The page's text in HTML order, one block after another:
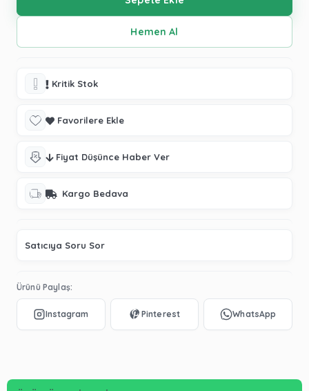
Kritik Stok
Favorilere Ekle
Fiyat Düşünce Haber Ver
Kargo Bedava
Satıcıya Soru Sor
Ürünü Paylaş: